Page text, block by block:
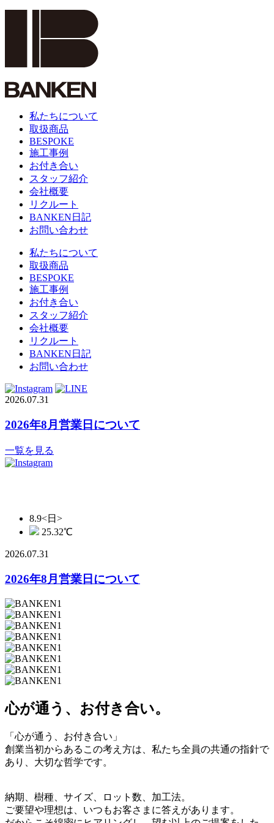
私たちについて
取扱商品
BESPOKE
施工事例
お付き合い
スタッフ紹介
会社概要
リクルート
BANKEN日記
お問い合わせ
私たちについて
取扱商品
BESPOKE
施工事例
お付き合い
スタッフ紹介
会社概要
リクルート
BANKEN日記
お問い合わせ
2026.07.31
2026年8月営業日について
一覧を見る
8.9<日>
25.32℃
2026.07.31
2026年8月営業日について
心が通う、お付き合い。
「心が通う、お付き合い」
創業当初からあるこの考え方は、私たち全員の共通の指針で
あり、大切な哲学です。
納期、樹種、サイズ、ロット数、加工法。
ご要望や理想は、いつもお客さまに答えがあります。